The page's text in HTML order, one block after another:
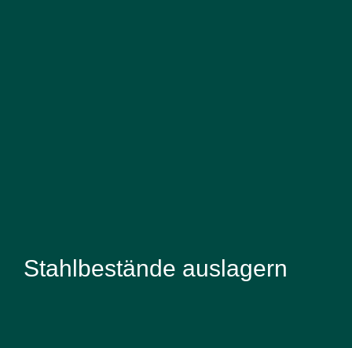
Stahlbestände auslagern